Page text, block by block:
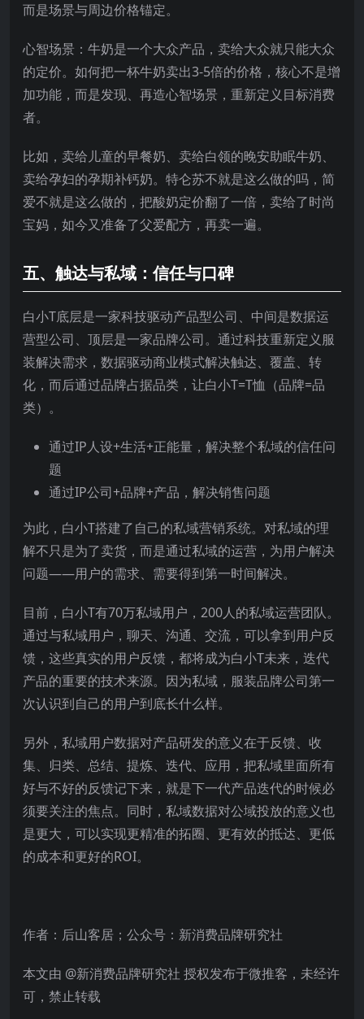
而是场景与周边价格锚定。
心智场景：牛奶是一个大众产品，卖给大众就只能大众
的定价。如何把一杯牛奶卖出3-5倍的价格，核心不是增
加功能，而是发现、再造心智场景，重新定义目标消费
者。
比如，卖给儿童的早餐奶、卖给白领的晚安助眠牛奶、
卖给孕妇的孕期补钙奶。特仑苏不就是这么做的吗，简
爱不就是这么做的，把酸奶定价翻了一倍，卖给了时尚
宝妈，如今又准备了父爱配方，再卖一遍。
五、触达与私域：信任与口碑
白小T底层是一家科技驱动产品型公司、中间是数据运
营型公司、顶层是一家品牌公司。通过科技重新定义服
装解决需求，数据驱动商业模式解决触达、覆盖、转
化，而后通过品牌占据品类，让白小T=T恤（品牌=品
类）。
通过IP人设+生活+正能量，解决整个私域的信任问
题
通过IP公司+品牌+产品，解决销售问题
为此，白小T搭建了自己的私域营销系统。对私域的理
解不只是为了卖货，而是通过私域的运营，为用户解决
问题——用户的需求、需要得到第一时间解决。
目前，白小T有70万私域用户，200人的私域运营团队。
通过与私域用户，聊天、沟通、交流，可以拿到用户反
馈，这些真实的用户反馈，都将成为白小T未来，迭代
产品的重要的技术来源。因为私域，服装品牌公司第一
次认识到自己的用户到底长什么样。
另外，私域用户数据对产品研发的意义在于反馈、收
集、归类、总结、提炼、迭代、应用，把私域里面所有
好与不好的反馈记下来，就是下一代产品迭代的时候必
须要关注的焦点。同时，私域数据对公域投放的意义也
是更大，可以实现更精准的拓圈、更有效的抵达、更低
的成本和更好的ROI。
作者：后山客居；公众号：新消费品牌研究社
本文由 @新消费品牌研究社 授权发布于微推客，未经许
可，禁止转载